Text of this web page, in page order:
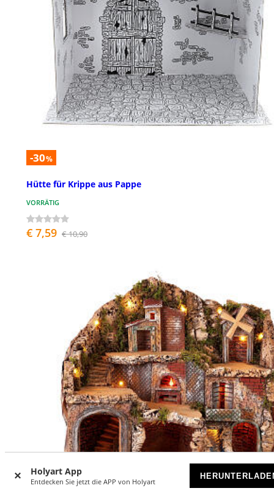
Holyart App
Entdecken Sie jetzt die APP von Holyart
-30%
Hütte für Krippe aus Pappe
VORRÄTIG
€ 7,59 € 10,90